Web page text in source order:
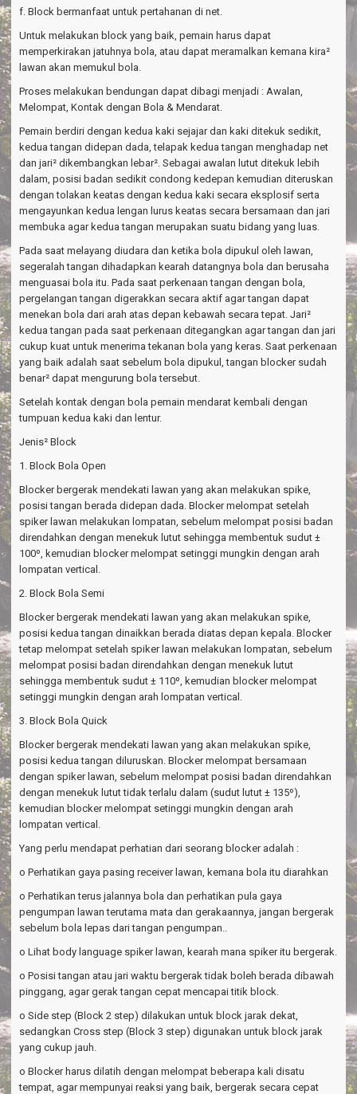
f. Block bermanfaat untuk pertahanan di net.
Untuk melakukan block yang baik, pemain harus dapat
memperkirakan jatuhnya bola, atau dapat meramalkan kemana kira²
lawan akan memukul bola.
Proses melakukan bendungan dapat dibagi menjadi : Awalan,
Melompat, Kontak dengan Bola & Mendarat.
Pemain berdiri dengan kedua kaki sejajar dan kaki ditekuk sedikit,
kedua tangan didepan dada, telapak kedua tangan menghadap net
dan jari² dikembangkan lebar². Sebagai awalan lutut ditekuk lebih
dalam, posisi badan sedikit condong kedepan kemudian diteruskan
dengan tolakan keatas dengan kedua kaki secara eksplosif serta
mengayunkan kedua lengan lurus keatas secara bersamaan dan jari
membuka agar kedua tangan merupakan suatu bidang yang luas.
Pada saat melayang diudara dan ketika bola dipukul oleh lawan,
segeralah tangan dihadapkan kearah datangnya bola dan berusaha
menguasai bola itu. Pada saat perkenaan tangan dengan bola,
pergelangan tangan digerakkan secara aktif agar tangan dapat
menekan bola dari arah atas depan kebawah secara tepat. Jari²
kedua tangan pada saat perkenaan ditegangkan agar tangan dan jari
cukup kuat untuk menerima tekanan bola yang keras. Saat perkenaan
yang baik adalah saat sebelum bola dipukul, tangan blocker sudah
benar² dapat mengurung bola tersebut.
Setelah kontak dengan bola pemain mendarat kembali dengan
tumpuan kedua kaki dan lentur.
Jenis² Block
1. Block Bola Open
Blocker bergerak mendekati lawan yang akan melakukan spike,
posisi tangan berada didepan dada. Blocker melompat setelah
spiker lawan melakukan lompatan, sebelum melompat posisi badan
direndahkan dengan menekuk lutut sehingga membentuk sudut ±
100º, kemudian blocker melompat setinggi mungkin dengan arah
lompatan vertical.
2. Block Bola Semi
Blocker bergerak mendekati lawan yang akan melakukan spike,
posisi kedua tangan dinaikkan berada diatas depan kepala. Blocker
tetap melompat setelah spiker lawan melakukan lompatan, sebelum
melompat posisi badan direndahkan dengan menekuk lutut
sehingga membentuk sudut ± 110º, kemudian blocker melompat
setinggi mungkin dengan arah lompatan vertical.
3. Block Bola Quick
Blocker bergerak mendekati lawan yang akan melakukan spike,
posisi kedua tangan diluruskan. Blocker melompat bersamaan
dengan spiker lawan, sebelum melompat posisi badan direndahkan
dengan menekuk lutut tidak terlalu dalam (sudut lutut ± 135º),
kemudian blocker melompat setinggi mungkin dengan arah
lompatan vertical.
Yang perlu mendapat perhatian dari seorang blocker adalah :
o Perhatikan gaya pasing receiver lawan, kemana bola itu diarahkan
o Perhatikan terus jalannya bola dan perhatikan pula gaya
pengumpan lawan terutama mata dan gerakaannya, jangan bergerak
sebelum bola lepas dari tangan pengumpan..
o Lihat body language spiker lawan, kearah mana spiker itu bergerak.
o Posisi tangan atau jari waktu bergerak tidak boleh berada dibawah
pinggang, agar gerak tangan cepat mencapai titik block.
o Side step (Block 2 step) dilakukan untuk block jarak dekat,
sedangkan Cross step (Block 3 step) digunakan untuk block jarak
yang cukup jauh.
o Blocker harus dilatih dengan melompat beberapa kali disatu
tempat, agar mempunyai reaksi yang baik, bergerak secara cepat